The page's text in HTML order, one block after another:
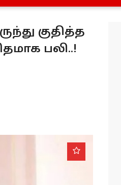
குதித்த
பலி..!